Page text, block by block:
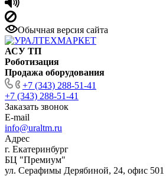
Обычная версия сайта
АСУ ТП
Роботизация
Продажа оборудования
+7 (343) 288-51-41
+7 (343) 288-51-41
Заказать звонок
E-mail
info@uraltm.ru
Адрес
г. Екатеринбург
БЦ "Премиум"
ул. Серафимы Дерябиной, 24, офис 501